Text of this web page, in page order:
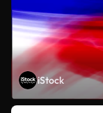
iStock